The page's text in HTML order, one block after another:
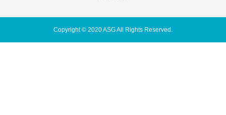
Copyright © 2020 ASG All Rights Reserved.